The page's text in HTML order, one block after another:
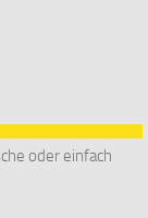
oder einfach